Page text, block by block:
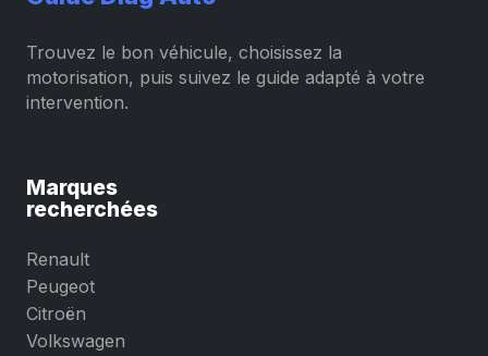
Trouvez le bon véhicule, choisissez la
motorisation, puis suivez le guide adapté à votre
intervention.
Marques
recherchées
Renault
Peugeot
Citroën
Volkswagen